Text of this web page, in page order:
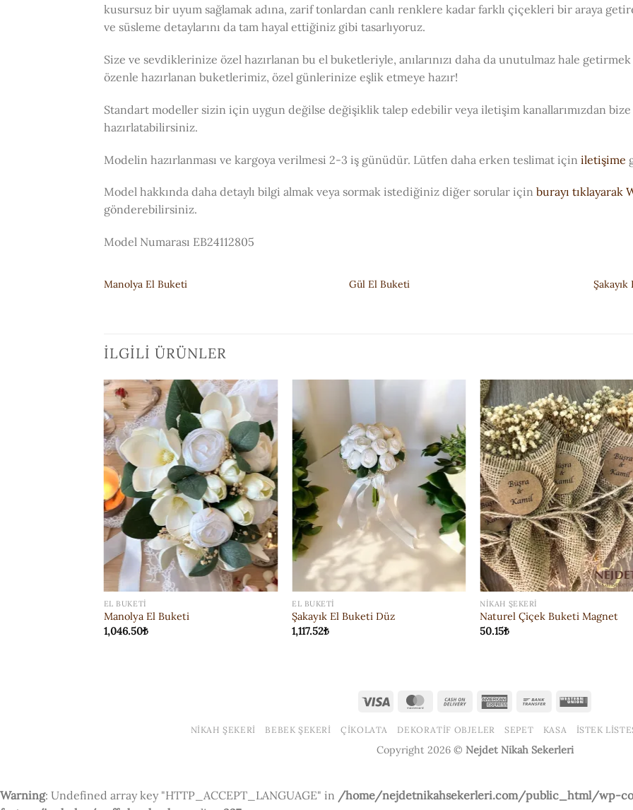
kusursuz bir uyum sağlamak adına, zarif tonlardan canlı renklere kadar farklı çiçekleri bir araya
ve süsleme detaylarını da tam hayal ettiğiniz gibi tasarlıyoruz.
Size ve sevdiklerinize özel hazırlanan bu el buketleriyle, anılarınızı daha da unutulmaz hale
özenle hazırlanan buketlerimiz, özel günlerinize eşlik etmeye hazır!
Standart modeller sizin için uygun değilse değişiklik talep edebilir veya iletişim kanallarımızdan
hazırlatabilirsiniz.
Modelin hazırlanması ve kargoya verilmesi 2-3 iş günüdür. Lütfen daha erken teslimat için iletişime
Model hakkında daha detaylı bilgi almak veya sormak istediğiniz diğer sorular için burayı tıklayarak
gönderebilirsiniz.
Model Numarası EB24112805
Manolya El Buketi Gül El Buketi
İLGILI ÜRÜNLER
ISTEK
LISTESI'NE
EKLE
EL BUKETI
Manolya El Buketi
1,046.50₺
ISTEK
LISTESI'NE
EKLE
EL BUKETI
Şakayık El Buketi Düz
1,117.52₺
ISTEK
LISTESI'NE
EKLE
NIKAH ŞEKERI
Naturel Çiçek Buketi Magnet
50.15₺
Visa MasterCardCash
Delivery
American Bank
Western
NIKAH ŞEKERI BEBEK ŞEKERI ÇIKOLATA DEKORATIF OBJELER SEPET KASA İSTEK
Copyright 2026 © Nejdet Nikah Sekerleri
Warning: Undefined array key "HTTP_ACCEPT_LANGUAGE" in /home/nejdetnikahsekerleri.com/public_html/wp-